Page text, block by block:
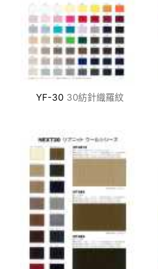
YF-30 30紡針織羅紋